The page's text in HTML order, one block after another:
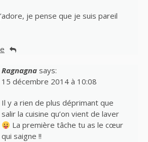
je pense que je suis pareil
Ragnagna says:
15 décembre 2014 à 10:08
Il y a rien de plus déprimant que
salir la cuisine qu’on vient de laver
La première tâche tu as le cœur
qui saigne !!